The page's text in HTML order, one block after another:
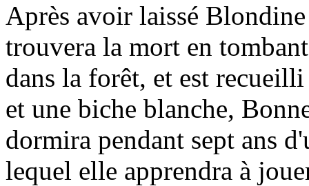
Après avoir laissé
trouvera la mort en
dans la forêt, et est
et une biche blanche,
dormira pendant sept ans
lequel elle apprendra à